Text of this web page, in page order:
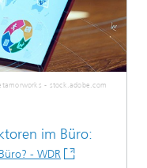
- stock.adobe.com
im Büro:
- WDR